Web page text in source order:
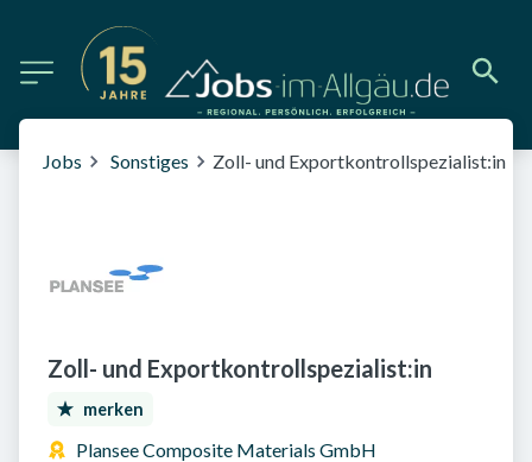
Jobs Sonstiges Zoll- und Exportkontrollspezialist:in
Zoll- und Exportkontrollspezialist:in
merken
Plansee Composite Materials GmbH